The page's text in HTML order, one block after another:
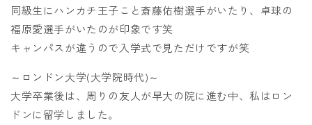
同級生にハンカチ王子こと斎藤佑樹選手がいたり、卓球の
福原愛選手がいたのが印象です笑
キャンパスが違うので入学式で見ただけですが笑
～ロンドン大学(大学院時代)～
大学卒業後は、周りの友人が早大の院に進む中、私はロン
ドンに留学しました。